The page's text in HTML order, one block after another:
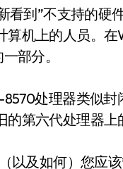
算机上的人员。
部分。
处理器类似
第六代处理器上
以及如何）您应